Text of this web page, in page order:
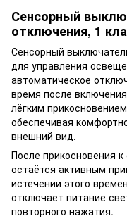
Сенсорный
отключения, 1
Сенсорный
для управления
автоматическое
время после
лёгким
обеспечивая
внешний вид.
После прикосновения
остаётся активным
истечении этого
отключает питание
повторного нажатия.